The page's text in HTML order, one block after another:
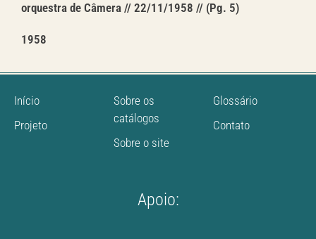
orquestra de Câmera // 22/11/1958 // (Pg. 5)
1958
Início
Projeto
Sobre os
catálogos
Sobre o site
Glossário
Contato
Apoio: